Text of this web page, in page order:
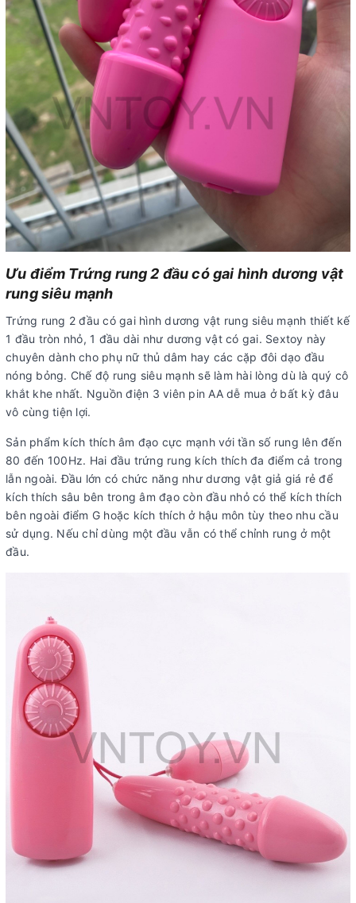
Ưu điểm Trứng rung 2 đầu có gai hình dương vật
rung siêu mạnh
Trứng rung 2 đầu có gai hình dương vật rung siêu mạnh thiết kế
1 đầu tròn nhỏ, 1 đầu dài như dương vật có gai. Sextoy này
chuyên dành cho phụ nữ thủ dâm hay các cặp đôi dạo đầu
nóng bỏng. Chế độ rung siêu mạnh sẽ làm hài lòng dù là quý cô
khắt khe nhất. Nguồn điện 3 viên pin AA dễ mua ở bất kỳ đâu
vô cùng tiện lợi.
Sản phẩm kích thích âm đạo cực mạnh với tần số rung lên đến
80 đến 100Hz. Hai đầu trứng rung kích thích đa điểm cả trong
lẫn ngoài. Đầu lớn có chức năng như dương vật giả giá rẻ để
kích thích sâu bên trong âm đạo còn đầu nhỏ có thể kích thích
bên ngoài điểm G hoặc kích thích ở hậu môn tùy theo nhu cầu
sử dụng. Nếu chỉ dùng một đầu vẫn có thể chỉnh rung ở một
đầu.